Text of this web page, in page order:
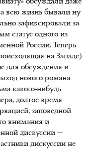
обсуждали даже
всю жизнь бывали ну
зафиксировали за
статус одного из
России. Теперь
на Западе)
для обсуждения и
нового романа
какого-нибудь
долгое время
заповедной
внимания и
дискуссии —
дискуссии не